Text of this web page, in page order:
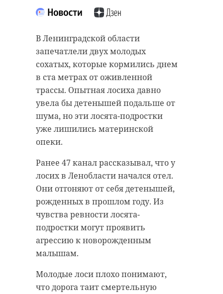
В Ленинградской области
запечатлели двух молодых
сохатых, которые кормились днем
в ста метрах от оживленной
трассы. Опытная лосиха давно
увела бы детенышей подальше от
шума, но эти лосята-подростки
уже лишились материнской
опеки.
Ранее 47 канал рассказывал, что у
лосих в Ленобласти начался отел.
Они отгоняют от себя детенышей,
рожденных в прошлом году. Из
чувства ревности лосята-
подростки могут проявить
агрессию к новорожденным
малышам.
Молодые лоси плохо понимают,
что дорога таит смертельную